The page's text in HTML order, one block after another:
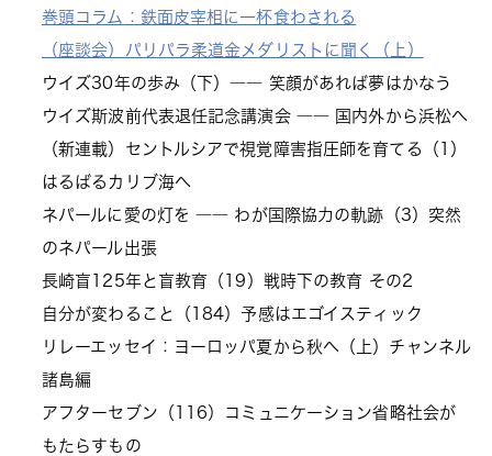
巻頭コラム：鉄面皮宰相に一杯食わされる
（座談会）パリパラ柔道金メダリストに聞く（上）
ウイズ30年の歩み（下）―― 笑顔があれば夢はかなう
ウイズ斯波前代表退任記念講演会 ―― 国内外から浜松へ
（新連載）セントルシアで視覚障害指圧師を育てる（1）
はるばるカリブ海へ
ネパールに愛の灯を ―― わが国際協力の軌跡（3）突然
のネパール出張
長崎盲125年と盲教育（19）戦時下の教育 その2
自分が変わること（184）予感はエゴイスティック
リレーエッセイ：ヨーロッパ夏から秋へ（上）チャンネル
諸島編
アフターセブン（116）コミュニケーション省略社会が
もたらすもの